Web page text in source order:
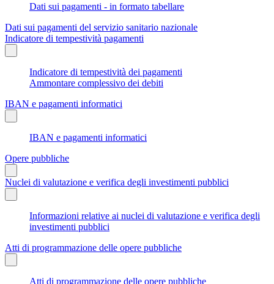
Dati sui pagamenti - in formato tabellare
Dati sui pagamenti del servizio sanitario nazionale
Indicatore di tempestività pagamenti
Indicatore di tempestività dei pagamenti
Ammontare complessivo dei debiti
IBAN e pagamenti informatici
IBAN e pagamenti informatici
Opere pubbliche
Nuclei di valutazione e verifica degli investimenti pubblici
Informazioni relative ai nuclei di valutazione e verifica degli
investimenti pubblici
Atti di programmazione delle opere pubbliche
Atti di programmazione delle opere pubbliche